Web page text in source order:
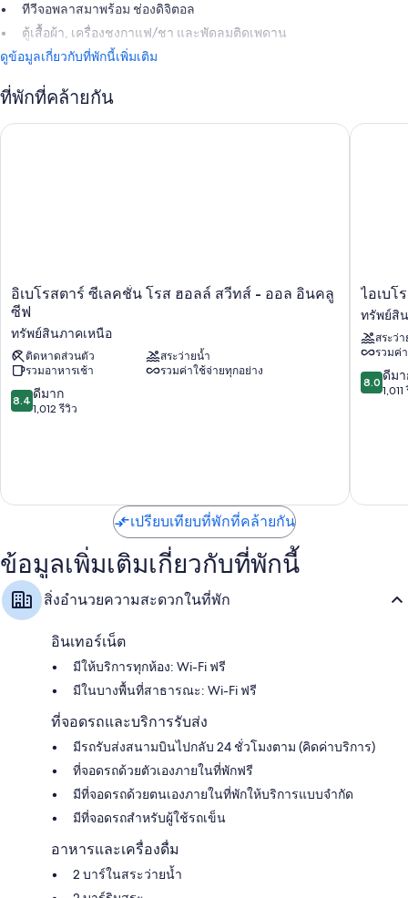
ทีวีจอพลาสมาพร้อม ช่องดิจิตอล
ตู้เสื้อผ้า, เครื่องชงกาแฟ/ชา และพัดลมติดเพดาน
ดูข้อมูลเกี่ยวกับที่พักนี้เพิ่มเติม
ที่พักที่คล้ายกัน
อิเบ
โรส
ตาร์
ซี
เล
คชั่น
โรส
ฮอลล์
คลู
ภาค
เหนือ
อิเบโรสตาร์ ซีเลคชั่น โรส ฮอลล์ สวีทส์ - ออล อินคลู
ซีฟ
ทรัพย์สินภาคเหนือ
ติดหาดส่วนตัว
สระว่ายน้ำ
รวมอาหารเช้า
รวมค่าใช้จ่ายทุกอย่าง
8.4
จาก
8.4 ดีมาก
1,012 รีวิว
อิเบโรสตาร์ ซีเลคชั่น โรส ฮอลล์ สวีทส์ - ออล อินคลูซีฟ
ไอ
เบ
โรส
ตาร์
วา
เวส
โรส
ซีฟ
ไอเบโ
ทรัพย์สิ
สระว่
รวมค่
8.0
จาก
8.0 ดีม
ไอเบโร
เปรียบเทียบที่พักที่คล้ายกัน
ข้อมูลเพิ่มเติมเกี่ยวกับที่พักนี้
สิ่งอำนวยความสะดวกในที่พัก
อินเทอร์เน็ต
มีให้บริการทุกห้อง: Wi-Fi ฟรี
มีในบางพื้นที่สาธารณะ: Wi-Fi ฟรี
ที่จอดรถและบริการรับส่ง
มีรถรับส่งสนามบินไปกลับ 24 ชั่วโมงตาม (คิดค่าบริการ)
ที่จอดรถด้วยตัวเองภายในที่พักฟรี
มีที่จอดรถด้วยตนเองภายในที่พักให้บริการแบบจำกัด
มีที่จอดรถสำหรับผู้ใช้รถเข็น
อาหารและเครื่องดื่ม
2 บาร์ในสระว่ายน้ำ